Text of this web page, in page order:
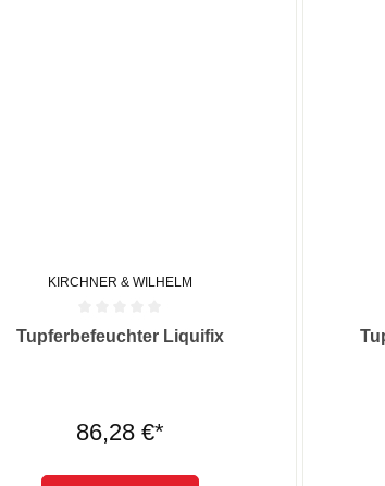
KIRCHNER & WILHELM
Bewertung von 0 von 5 Sternen
Tupferbefeuchter Liquifix
86,28 €*